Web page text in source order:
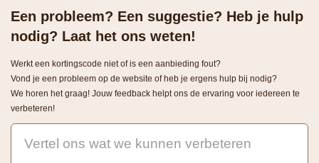
Een probleem? Een suggestie? Heb je hulp
nodig? Laat het ons weten!
Werkt een kortingscode niet of is een aanbieding fout?
Vond je een probleem op de website of heb je ergens hulp bij nodig?
We horen het graag! Jouw feedback helpt ons de ervaring voor iedereen te
verbeteren!
Vertel ons wat we kunnen verbeteren